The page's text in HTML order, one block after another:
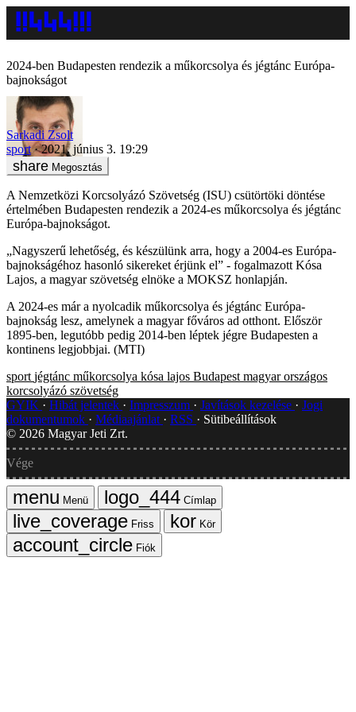
2024-ben Budapesten rendezik a műkorcsolya és jégtánc Európa-
bajnokságot
Sarkadi Zsolt
sport
2021. június 3. 19:29
Megosztás
A Nemzetközi Korcsolyázó Szövetség (ISU) csütörtöki döntése
értelmében Budapesten rendezik a 2024-es műkorcsolya és jégtánc
Európa-bajnokságot.
„Nagyszerű lehetőség, és készülünk arra, hogy a 2004-es Európa-
bajnokságéhoz hasonló sikereket érjünk el” - fogalmazott Kósa
Lajos, a magyar szövetség elnöke a MOKSZ honlapján.
A 2024-es már a nyolcadik műkorcsolya és jégtánc Európa-
bajnokság lesz, amelynek a magyar főváros ad otthont. Először
1895-ben, legutóbb pedig 2014-ben léptek jégre Budapesten a
kontinens legjobbjai. (MTI)
sport jégtánc műkorcsolya kósa lajos Budapest magyar országos
korcsolyázó szövetség
GYIK
Hibát jelentek Impresszum Javítások kezelése
Jogi
dokumentumok
Médiaajánlat RSS
Sütibeállítások
© 2026 Magyar Jeti Zrt.
Vége
Menü
Címlap
Friss
Kör
Fiók